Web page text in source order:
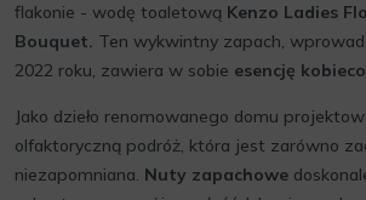
flakonie - wodę toaletową Kenzo Ladies
Bouquet. Ten wykwintny zapach,
2022 roku, zawiera w sobie esencję
Jako dzieło renomowanego domu
olfaktoryczną podróż, która jest zarówno
niezapomniana. Nuty zapachowe